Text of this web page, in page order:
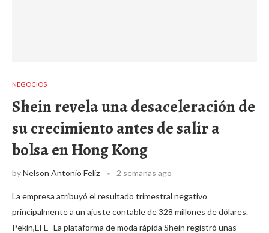
NEGOCIOS
Shein revela una desaceleración de
su crecimiento antes de salir a
bolsa en Hong Kong
byNelson Antonio Feliz 2 semanas ago
La empresa atribuyó el resultado trimestral negativo
principalmente a un ajuste contable de 328 millones de dólares. ​
Pekín,EFE- La plataforma de moda rápida Shein registró unas